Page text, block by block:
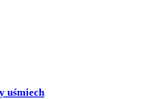
uśmiech